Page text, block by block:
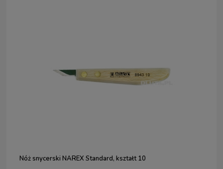
Nóż snycerski NAREX Standard, kształt 10